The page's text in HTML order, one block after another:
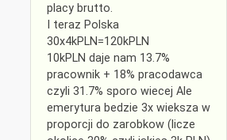
placy brutto.
I teraz Polska
30x4kPLN=120kPLN
10kPLN daje nam 13.7%
pracownik + 18% pracodawca
czyli 31.7% sporo wiecej Ale
emerytura bedzie 3x wieksza w
proporcji do zarobkow (licze